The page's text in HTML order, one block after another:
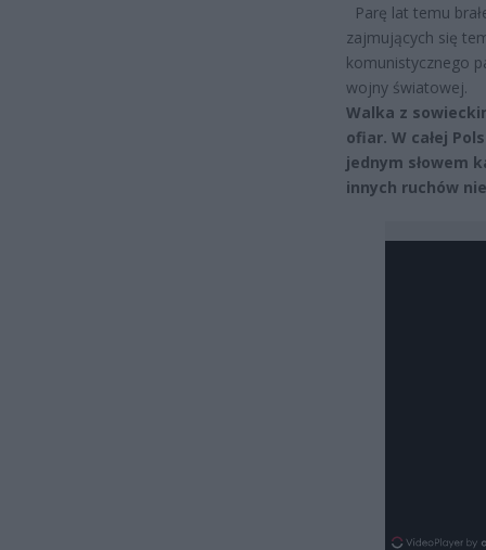
Parę lat temu
zajmujących się
komunistycznego
wojny światowej.
Walka z
ofiar. W całej
jednym słowem
innych ruchów